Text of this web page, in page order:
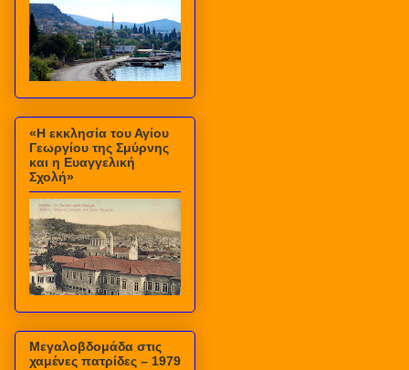
«Η εκκλησία του Αγίου
Γεωργίου της Σμύρνης
και η Ευαγγελική
Σχολή»
Μεγαλοβδομάδα στις
χαμένες πατρίδες – 1979